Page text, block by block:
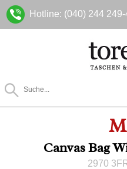
Hotline: (040) 244 249-
Canvas Bag
2970